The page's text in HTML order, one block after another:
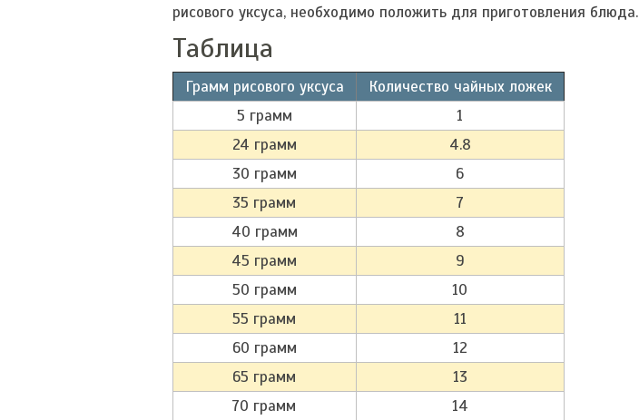
рисового уксуса, необходимо положить для приготовления блюда.
Таблица
Грамм рисового уксуса
Количество чайных ложек
5 грамм
1
24 грамм
4.8
30 грамм
6
35 грамм
7
40 грамм
8
45 грамм
9
50 грамм
10
55 грамм
11
60 грамм
12
65 грамм
13
70 грамм
14